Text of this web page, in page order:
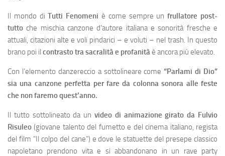
Il mondo diTutti Fenomeni è come sempre unfrullatore post-
tutto che mischia canzone d’autore italiana e sonorità fresche e
attuali, citazioni alte e voli pindarici – e voluti – nel trash. In questo
brano poi il contrasto tra sacralità e profanitàè ancora più elevato.
Con l’elemento danzereccio a sottolineare come“Parlami di Dio”
sia una canzone perfetta per fare da colonna sonora alle feste
che non faremo quest’anno.
Il tutto sottolineato da un video di animazione girato da Fulvio
Risuleo(giovane talento del fumetto e del cinema italiano, regista
del film “Il colpo del cane”) e dove le statuette del presepe classico
napoletano prendono vita e si abbandonano in un rave party